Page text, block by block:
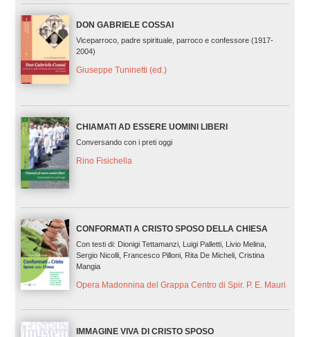
DON GABRIELE COSSAI
Viceparroco, padre spirituale, parroco e confessore (1917-
2004)
Giuseppe Tuninetti (ed.)
CHIAMATI AD ESSERE UOMINI LIBERI
Conversando con i preti oggi
Rino Fisichella
CONFORMATI A CRISTO SPOSO DELLA CHIESA
Con testi di: Dionigi Tettamanzi, Luigi Palletti, Livio Melina,
Sergio Nicolli, Francesco Pilloni, Rita De Micheli, Cristina
Mangia
Opera Madonnina del Grappa Centro di Spir. P. E. Mauri
IMMAGINE VIVA DI CRISTO SPOSO